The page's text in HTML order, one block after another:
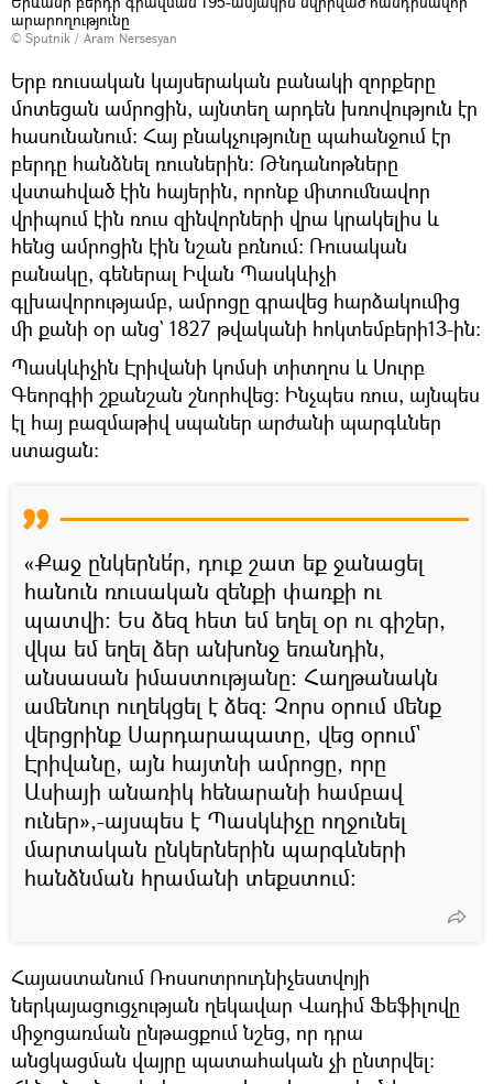
արարողությունը
© Sputnik / Aram Nersesyan
Երբ ռուսական կայսերական բանակի զորքերը
մոտեցան ամրոցին, այնտեղ արդեն խռովություն էր
հասունանում։ Հայ բնակչությունը պահանջում էր
բերդը հանձնել ռուսներին։ Թնդանոթները
վստահված էին հայերին, որոնք միտումնավոր
վրիպում էին ռուս զինվորների վրա կրակելիս և
հենց ամրոցին էին նշան բռնում։ Ռուսական
բանակը, գեներալ Իվան Պասկևիչի
գլխավորությամբ, ամրոցը գրավեց հարձակումից
մի քանի օր անց` 1827 թվականի հոկտեմբերի13-ին։
Պասկևիչին Էրիվանի կոմսի տիտղոս և Սուրբ
Գեորգիի շքանշան շնորհվեց։ Ինչպես ռուս, այնպես
էլ հայ բազմաթիվ սպաներ արժանի պարգևներ
ստացան։
«Քաջ ընկերնե՛ր, դուք շատ եք ջանացել
հանուն ռուսական զենքի փառքի ու
պատվի։ Ես ձեզ հետ եմ եղել օր ու գիշեր,
վկա եմ եղել ձեր անխոնջ եռանդին,
անսասան իմաստությանը։ Հաղթանակն
ամենուր ուղեկցել է ձեզ։ Չորս օրում մենք
վերցրինք Սարդարապատը, վեց օրում`
Էրիվանը, այն հայտնի ամրոցը, որը
Ասիայի անառիկ հենարանի համբավ
ուներ»,-այսպես է Պասկևիչը ողջունել
մարտական ընկերներին պարգևների
հանձնման հրամանի տեքստում։
Հայաստանում Ռոսսոտրուդնիչեստվոյի
ներկայացուցչության ղեկավար Վադիմ Ֆեֆիլովը
միջոցառման ընթացքում նշեց, որ դրա
անցկացման վայրը պատահական չի ընտրվել։